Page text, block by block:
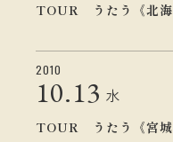
TOUR うたう《北
2010
10.13 水
TOUR うたう《宮城